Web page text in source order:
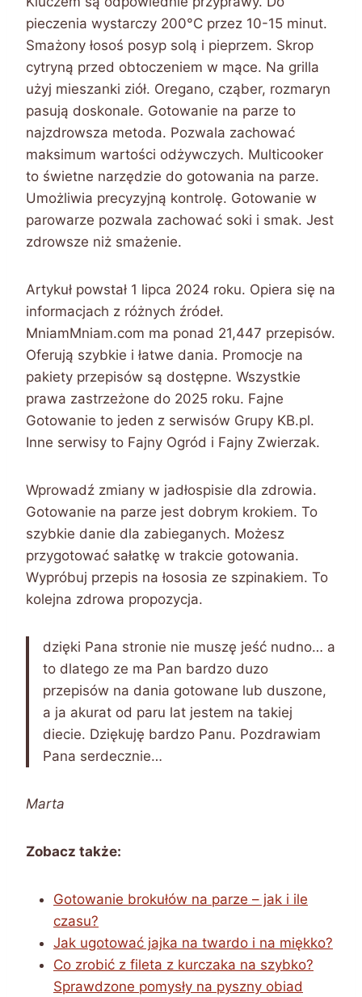
pieczenia wystarczy 200°C przez 10-15 minut.
Smażony łosoś posyp solą i pieprzem. Skrop
cytryną przed obtoczeniem w mące. Na grilla
użyj mieszanki ziół. Oregano, cząber, rozmaryn
pasują doskonale. Gotowanie na parze to
najzdrowsza metoda. Pozwala zachować
maksimum wartości odżywczych. Multicooker
to świetne narzędzie do gotowania na parze.
Umożliwia precyzyjną kontrolę. Gotowanie w
parowarze pozwala zachować soki i smak. Jest
zdrowsze niż smażenie.
Artykuł powstał 1 lipca 2024 roku. Opiera się na
informacjach z różnych źródeł.
MniamMniam.com ma ponad 21,447 przepisów.
Oferują szybkie i łatwe dania. Promocje na
pakiety przepisów są dostępne. Wszystkie
prawa zastrzeżone do 2025 roku. Fajne
Gotowanie to jeden z serwisów Grupy KB.pl.
Inne serwisy to Fajny Ogród i Fajny Zwierzak.
Wprowadź zmiany w jadłospisie dla zdrowia.
Gotowanie na parze jest dobrym krokiem. To
szybkie danie dla zabieganych. Możesz
przygotować sałatkę w trakcie gotowania.
Wypróbuj przepis na łososia ze szpinakiem. To
kolejna zdrowa propozycja.
dzięki Pana stronie nie muszę jeść nudno… a
to dlatego ze ma Pan bardzo duzo
przepisów na dania gotowane lub duszone,
a ja akurat od paru lat jestem na takiej
diecie. Dziękuję bardzo Panu. Pozdrawiam
Pana serdecznie…
Marta
Zobacz także:
Gotowanie brokułów na parze – jak i ile
czasu?
Jak ugotować jajka na twardo i na miękko?
Co zrobić z fileta z kurczaka na szybko?
Sprawdzone pomysły na pyszny obiad